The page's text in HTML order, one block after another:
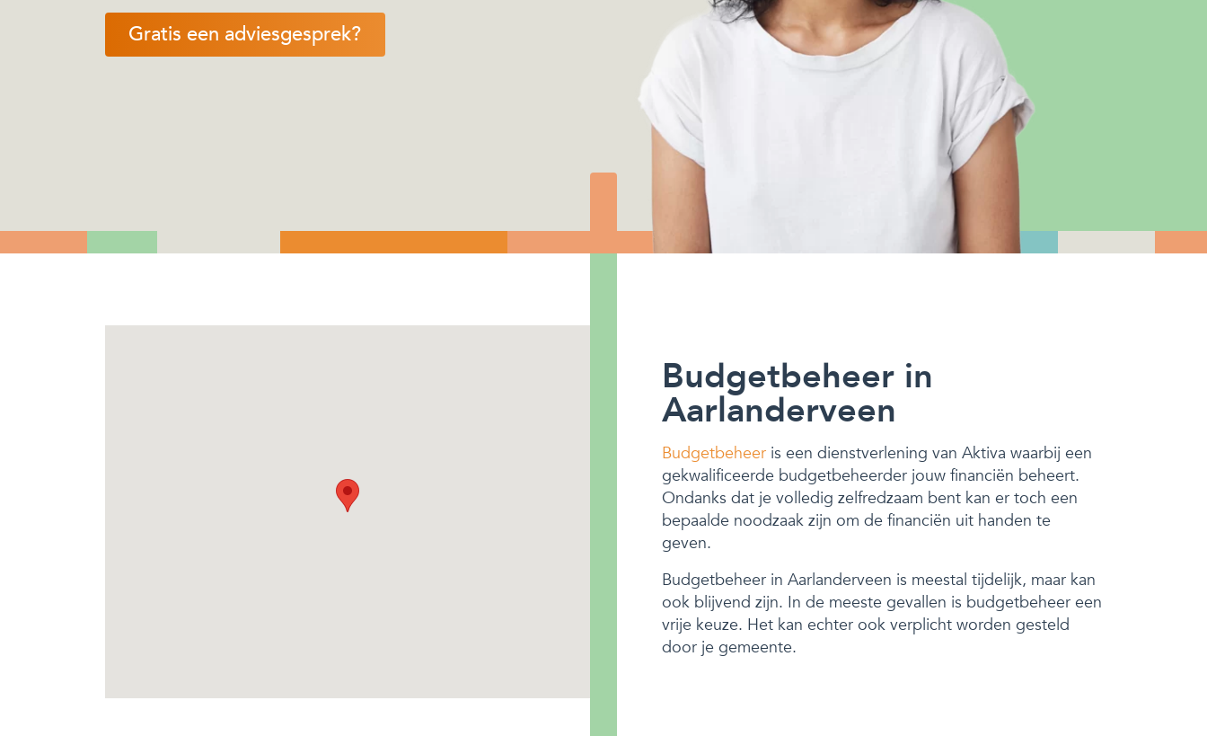
Gratis een adviesgesprek?
Budgetbeheer in
Aarlanderveen
Budgetbeheer is een dienstverlening van Aktiva waarbij een
gekwalificeerde budgetbeheerder jouw financiën beheert.
Ondanks dat je volledig zelfredzaam bent kan er toch een
bepaalde noodzaak zijn om de financiën uit handen te
geven.
Budgetbeheer in Aarlanderveen is meestal tijdelijk, maar kan
ook blijvend zijn. In de meeste gevallen is budgetbeheer een
vrije keuze. Het kan echter ook verplicht worden gesteld
door je gemeente.